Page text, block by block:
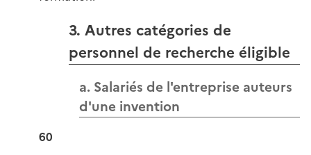
3. Autres catégories de
personnel de recherche éligible
a. Salariés de l'entreprise auteurs
d'une invention
60